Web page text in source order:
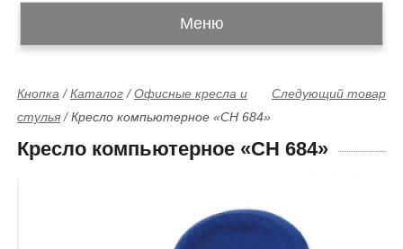
Меню
Следующий товар
Кнопка /Каталог /Офисные кресла и
стулья /Кресло компьютерное «СH 684»
Кресло компьютерное «СH 684»